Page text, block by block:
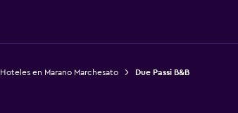
Hoteles en Marano Marchesato Due Passi B&B